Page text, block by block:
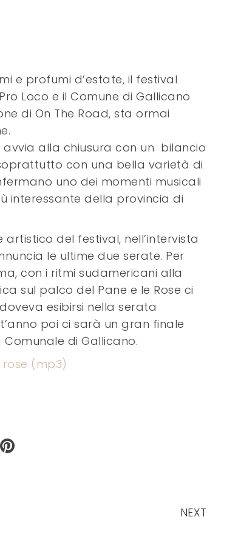
e profumi d’estate, il festival
Loco e il Comune di Gallicano
di On The Road, sta ormai
avvia alla chiusura con un bilancio
con una bella varietà di
uno dei momenti musicali
interessante della provincia di
del festival, nell’intervista
le ultime due serate. Per
con i ritmi sudamericani alla
sul palco del Pane e le Rose ci
esibirsi nella serata
poi ci sarà un gran finale
di Gallicano.
rose (mp3)
NEXT